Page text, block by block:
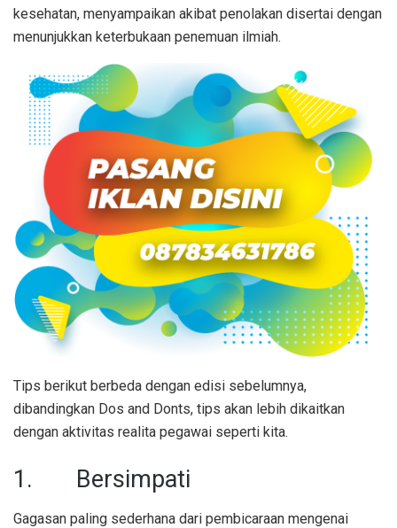
kesehatan, menyampaikan akibat penolakan disertai dengan
menunjukkan keterbukaan penemuan ilmiah.
Tips berikut berbeda dengan edisi sebelumnya,
dibandingkan Dos and Donts, tips akan lebih dikaitkan
dengan aktivitas realita pegawai seperti kita.
1. Bersimpati
Gagasan paling sederhana dari pembicaraan mengenai